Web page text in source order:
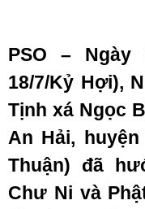
PSO – Ngày
18/7/Kỷ Hợi),
Tịnh xá Ngọc
An Hải,
Thuận) đã
Chư Ni và